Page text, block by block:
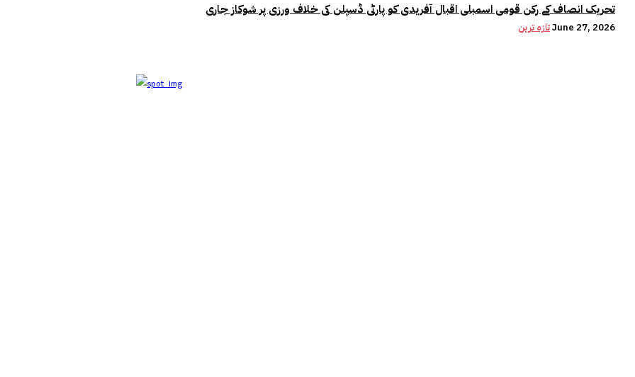
تحریک انصاف کے رکن قومی اسمبلی اقبال آفریدی کو پارٹی ڈسپلن کی خلاف ورزی پر شوکاز جاری
تازہ ترینJune 27, 2026